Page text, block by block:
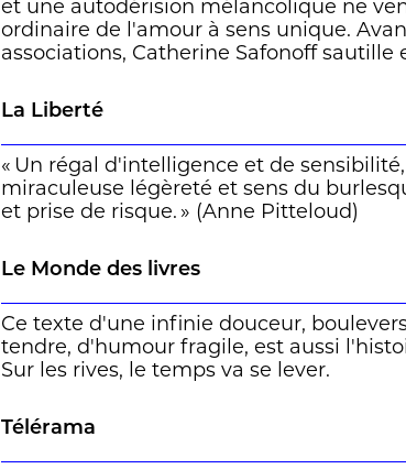
et une autodérision mélancolique ne
ordinaire de l'amour à sens unique.
associations, Catherine Safonoff sautille
Rossignol)
La Liberté
« Un régal d'intelligence et de
miraculeuse légèreté et sens du
et prise de risque. » (Anne Pitteloud)
Le Monde des livres
Ce texte d'une infinie douceur,
tendre, d'humour fragile, est aussi
Sur les rives, le temps va se lever.
Télérama